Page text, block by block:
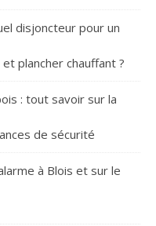
disjoncteur pour un
plancher chauffant ?
: tout savoir sur la
de sécurité
à Blois et sur le